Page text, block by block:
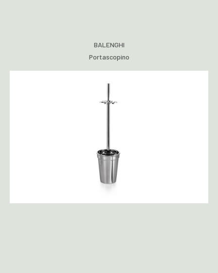
BALENGHI
Portascopino